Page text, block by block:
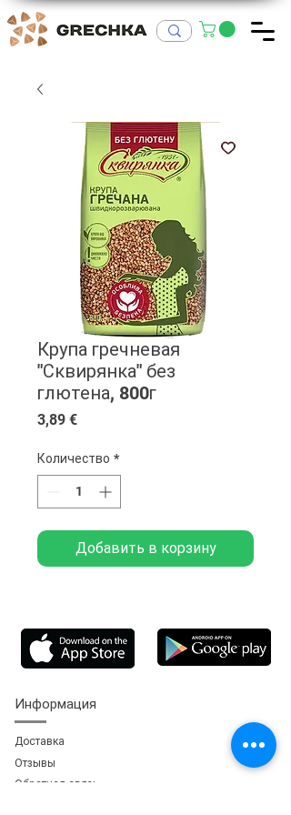
Крупа гречневая
"Сквирянка" без
глютена, 800г
3,89 €Цена
Количество *
Добавить в корзину
Информация
Доставка
Отзывы
Обратная связь